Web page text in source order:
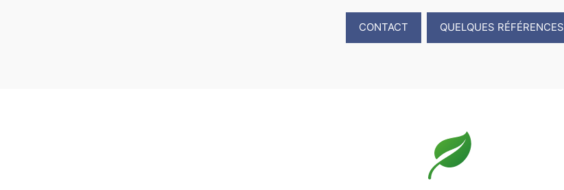
CONTACT QUELQUES RÉFÉRENCES